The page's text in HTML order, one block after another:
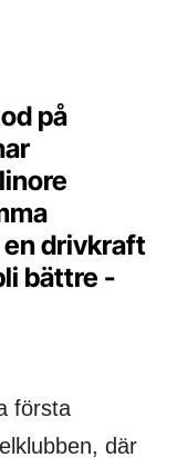
på
drivkraft
bättre -
första
där